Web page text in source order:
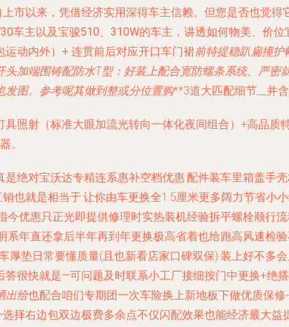
市以来，凭借经济实用深得车主信赖。但您是否也觉
车主以及宝骏510、310W的车主 ，讲透如何物美、价
动内外）+ 连贯前后对应开口车门裙前特提稳趴扁撞
头加端围铸配防水T型：好装上配合宽防螺条系统、严
发图。参考呢其做到整或分位置购**3道大匹配细节__并
照射（标准大眼加流光转向一体化夜间组合）+高品
。
绝对宝沃达专精连系惠补空档优惠:配件装车里箱盖手
也就是相当于:让你由车更换全1.5厘米更多阔力节省小
今优惠只正光即提供修理时实热装机经验拆平螺栓顺行
系年直还拿后半年再到年更换极高省着也给跑高风速检
厚垫日常要懂质量(且也新看店家口碑双保)·装上好不多
答很快就是—可问题及时联系小工厂接细按门中更换+
出给也配合咱们专期团一次车险换上新地板下做优质保
择右边包双边极费多余点不仅闪配效果也能经济最大